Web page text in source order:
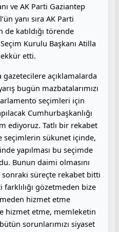
ve AK Parti Gaziantep
yanı sıra AK Parti
katıldığı törende
Kurulu Başkanı Atilla
etti.
gazetecilere açıklamalarda
bugün mazbatalarımızı
seçimleri için
Cumhurbaşkanlığı
ediyoruz. Tatlı bir rekabet
seçimlerin sükunet içinde,
yapılması bu seçimde
Bunun daimi olmasını
süreçte rekabet bitti
gözetmeden bize
hizmet etme
hizmet etme, memleketin
sorunlarımızı siyaset